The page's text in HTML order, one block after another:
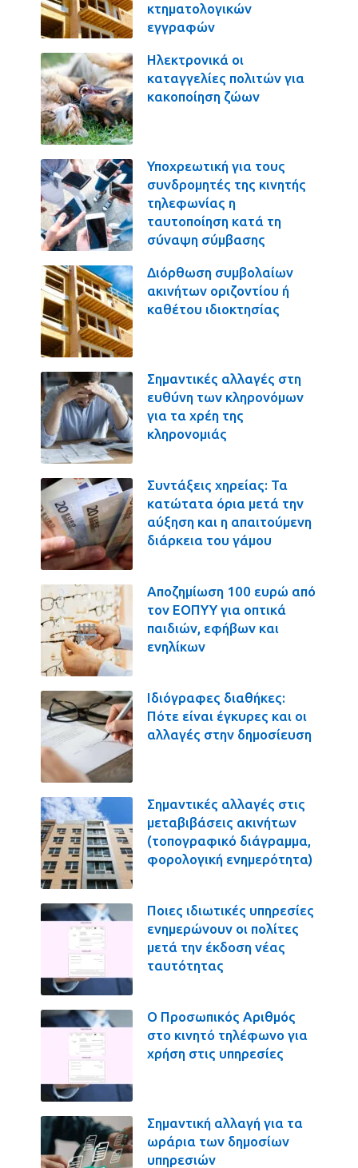
κτηματολογικών
εγγραφών
Ηλεκτρονικά οι
καταγγελίες πολιτών για
κακοποίηση ζώων
Υποχρεωτική για τους
συνδρομητές της κινητής
τηλεφωνίας η
ταυτοποίηση κατά τη
σύναψη σύμβασης
Διόρθωση συμβολαίων
ακινήτων οριζοντίου ή
καθέτου ιδιοκτησίας
Σημαντικές αλλαγές στη
ευθύνη των κληρονόμων
για τα χρέη της
κληρονομιάς
Συντάξεις χηρείας: Τα
κατώτατα όρια μετά την
αύξηση και η απαιτούμενη
διάρκεια του γάμου
Αποζημίωση 100 ευρώ από
τον ΕΟΠΥΥ για οπτικά
παιδιών, εφήβων και
ενηλίκων
Ιδιόγραφες διαθήκες:
Πότε είναι έγκυρες και οι
αλλαγές στην δημοσίευση
Σημαντικές αλλαγές στις
μεταβιβάσεις ακινήτων
(τοπογραφικό διάγραμμα,
φορολογική ενημερότητα)
Ποιες ιδιωτικές υπηρεσίες
ενημερώνουν οι πολίτες
μετά την έκδοση νέας
ταυτότητας
Ο Προσωπικός Αριθμός
στο κινητό τηλέφωνο για
χρήση στις υπηρεσίες
Σημαντική αλλαγή για τα
ωράρια των δημοσίων
υπηρεσιών